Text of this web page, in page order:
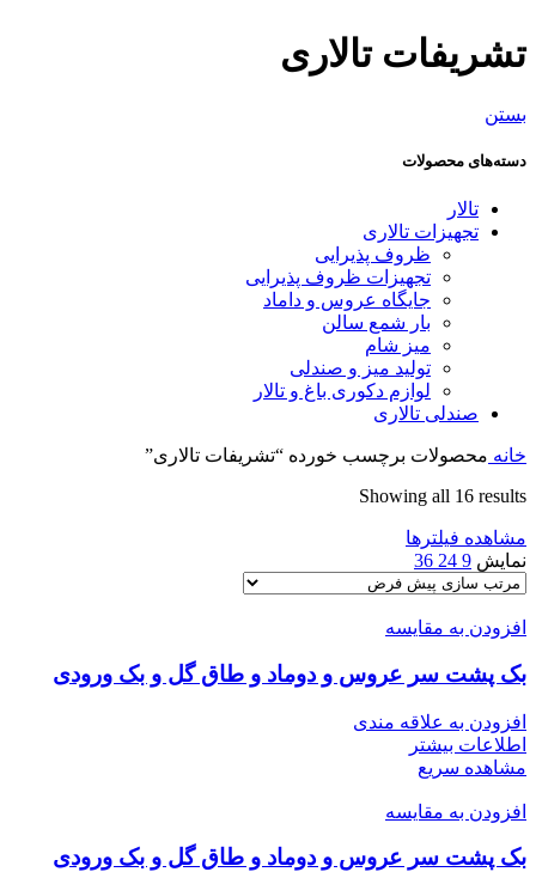
تشریفات تالاری
بستن
دسته‌های محصولات
تالار
تجهیزات تالاری
ظروف پذیرایی
تجهیزات ظروف پذیرایی
جایگاه عروس و داماد
بار شمع سالن
میز شام
تولید میز و صندلی
لوازم دکوری باغ و تالار
صندلی تالاری
خانه محصولات برچسب خورده “تشریفات تالاری”
Showing all 16 results
مشاهده فیلترها
نمایش 9
24
36
افزودن به مقایسه
بک پشت سر عروس و دوماد و طاق گل و بک ورودی
افزودن به علاقه مندی
اطلاعات بیشتر
مشاهده سریع
افزودن به مقایسه
بک پشت سر عروس و دوماد و طاق گل و بک ورودی